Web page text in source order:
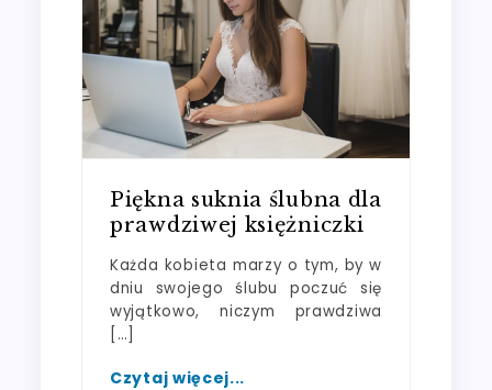
Piękna suknia ślubna dla
prawdziwej księżniczki
Każda kobieta marzy o tym, by w
dniu swojego ślubu poczuć się
wyjątkowo, niczym prawdziwa
[…]
Czytaj więcej...